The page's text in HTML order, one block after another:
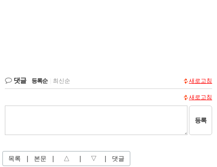
댓글 등록순 최신순 새로고침
새로고침
등록
목록 | 본문 | △ | ▽ | 댓글